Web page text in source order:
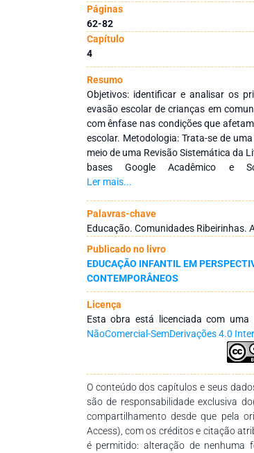
Páginas
62-82
Capítulo
4
Resumo
Objetivos: identificar e analisar os
evasão escolar de crianças em
com ênfase nas condições que
escolar. Metodologia: Trata-se de
meio de uma Revisão Sistemática da
bases Google Acadêmico e
aproximadamente 2.120 e 55
selecionados 18 artigos para
examinados quanto aos objetivos,
Resultados: Os estudos evidenciam
ribeirinhas é um fenômeno
condições socioeconômicas das
devido à localização geográfica e
infraestrutura escolar,
públicas. Além disso, destacam-se
à necessidade de práticas
amazônica. Conclusão: Conclui-se
comunidades ribeirinhas exige uma
o fortalecimento de políticas públicas
estruturais e a adoção de práticas
garantir o direito à educação e a
escolar.
Ler mais...
Palavras-chave
Educação. Comunidades Ribeirinhas.
Publicado no livro
EDUCAÇÃO INFANTIL EM
CONTEMPORÂNEOS
Licença
Esta obra está licenciada com
NãoComercial-SemDerivações 4.0
O conteúdo dos capítulos e seus
são de responsabilidade exclusiva
compartilhamento desde que pela
Access), com os créditos e citação
é permitido: alteração de nenhuma